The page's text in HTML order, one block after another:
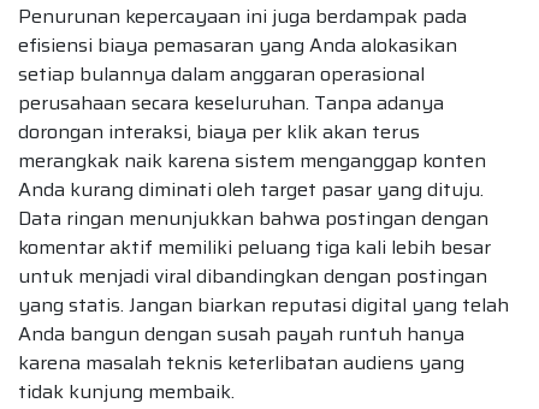
Penurunan kepercayaan ini juga berdampak pada
efisiensi biaya pemasaran yang Anda alokasikan
setiap bulannya dalam anggaran operasional
perusahaan secara keseluruhan. Tanpa adanya
dorongan interaksi, biaya per klik akan terus
merangkak naik karena sistem menganggap konten
Anda kurang diminati oleh target pasar yang dituju.
Data ringan menunjukkan bahwa postingan dengan
komentar aktif memiliki peluang tiga kali lebih besar
untuk menjadi viral dibandingkan dengan postingan
yang statis. Jangan biarkan reputasi digital yang telah
Anda bangun dengan susah payah runtuh hanya
karena masalah teknis keterlibatan audiens yang
tidak kunjung membaik.